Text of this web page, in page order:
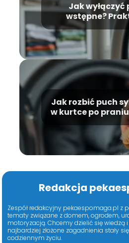
Jak wyłączyć
wstępne?
przewodnik
Jak rozbić puch
w kurtce po
skuteczne
Redakcja
Zespół redakcyjny pekaespomaga.pl z
tematy związane z domem, ogrodem,
motoryzacją. Chcemy dzielić się
najbardziej złożone zagadnienia stały
codziennym życiu.